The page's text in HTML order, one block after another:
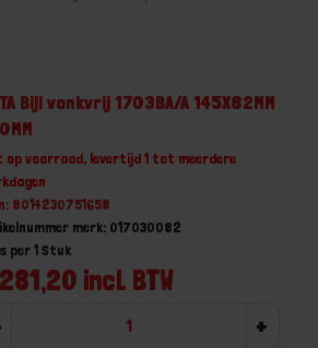
Bijl vonkvrij 1703BA/A 145X82MM
op voorraad, levertijd 1 tot meerdere
8014230751658
merk: 017030082
incl. BTW
per 1 Stuk
+